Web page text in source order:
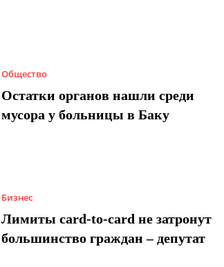
Общество
Остатки органов нашли среди
мусора у больницы в Баку
Бизнес
Лимиты card-to-card не затронут
большинство граждан – депутат